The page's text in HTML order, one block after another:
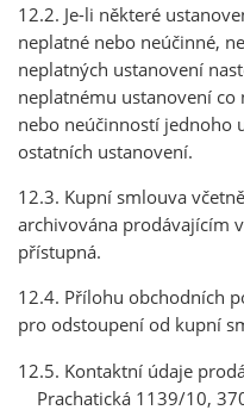
12.2. Je-li některé
neplatné nebo neúčinné,
neplatných ustanovení
neplatnému ustanovení
nebo neúčinností jednoho
ostatních ustanovení.
12.3. Kupní smlouva
archivována prodávajícím
přístupná.
12.4. Přílohu obchodních
pro odstoupení od kupní
12.5. Kontaktní údaje
Prachatická 1139/10,